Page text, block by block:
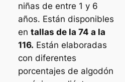
niñas de entre 1 y 6
años. Están disponibles
en tallas de la 74 a la
116. Están elaboradas
con diferentes
porcentajes de algodón